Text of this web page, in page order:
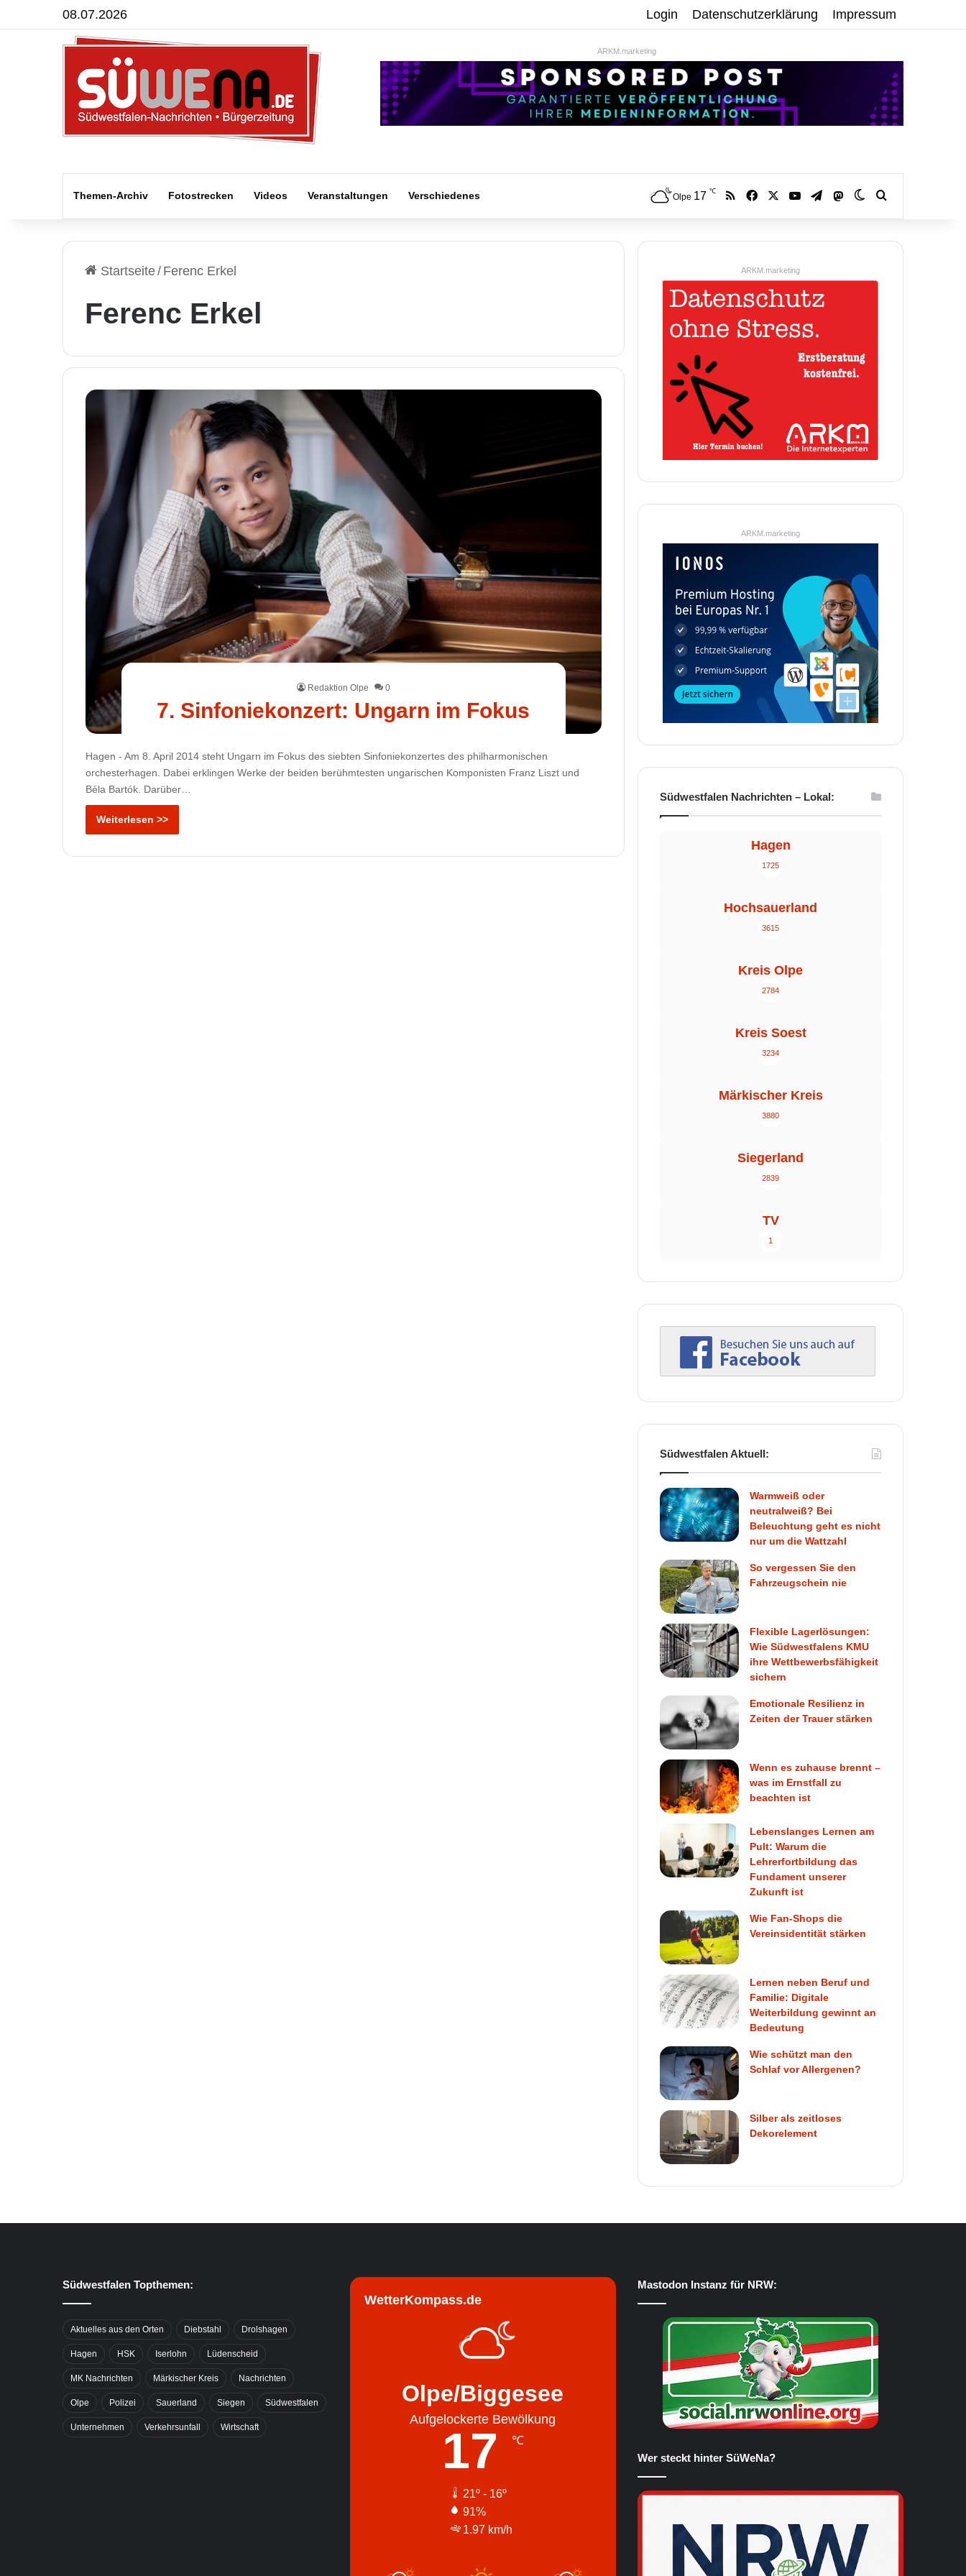
08.07.2026 Login Datenschutzerklärung Impressum
ARKM.marketing
Themen-Archiv Fotostrecken Videos Veranstaltungen Verschiedenes Olpe 17 ℃ RSS Facebook YouTubeTelegramMastodonSkin umschalten
Startseite/ Ferenc Erkel
Ferenc Erkel
Redaktion Olpe 0
7. Sinfoniekonzert: Ungarn im Fokus
Hagen - Am 8. April 2014 steht Ungarn im Fokus des siebten Sinfoniekonzertes des philharmonischen
orchesterhagen. Dabei erklingen Werke der beiden berühmtesten ungarischen Komponisten Franz Liszt und
Béla Bartók. Darüber…
Weiterlesen >>
ARKM.marketing
ARKM.marketing
Südwestfalen Nachrichten – Lokal:
Hagen
1725
Hochsauerland
3615
Kreis Olpe
2784
Kreis Soest
3234
Märkischer Kreis
3880
Siegerland
2839
TV
1
Südwestfalen Aktuell:
Warmweiß oder
neutralweiß? Bei
Beleuchtung geht es nicht
nur um die Wattzahl
So vergessen Sie den
Fahrzeugschein nie
Flexible Lagerlösungen:
Wie Südwestfalens KMU
ihre Wettbewerbsfähigkeit
sichern
Emotionale Resilienz in
Zeiten der Trauer stärken
Wenn es zuhause brennt –
was im Ernstfall zu
beachten ist
Lebenslanges Lernen am
Pult: Warum die
Lehrerfortbildung das
Fundament unserer
Zukunft ist
Wie Fan-Shops die
Vereinsidentität stärken
Lernen neben Beruf und
Familie: Digitale
Weiterbildung gewinnt an
Bedeutung
Wie schützt man den
Schlaf vor Allergenen?
Silber als zeitloses
Dekorelement
Südwestfalen Topthemen:
Aktuelles aus den Orten Diebstahl Drolshagen
Hagen HSK Iserlohn Lüdenscheid
MK Nachrichten Märkischer Kreis Nachrichten
Olpe Polizei Sauerland Siegen Südwestfalen
Unternehmen Verkehrsunfall Wirtschaft
WetterKompass.de
Olpe/Biggesee
Aufgelockerte Bewölkung
17 ℃
21º - 16º
91%
1.97 km/h
Mastodon Instanz für NRW:
Wer steckt hinter SüWeNa?